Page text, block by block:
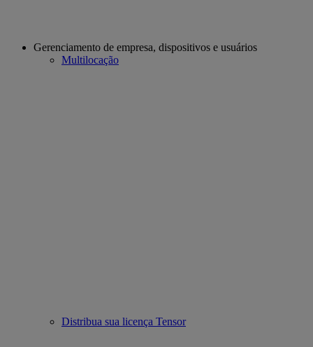
Gerenciamento de empresa, dispositivos e usuários
Multilocação
Distribua sua licença Tensor